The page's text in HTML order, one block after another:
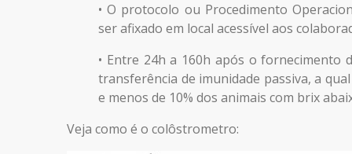
• O protocolo ou Procedimento
ser afixado em local acessível aos
• Entre 24h a 160h após o fornecimento
transferência de imunidade passiva, a
e menos de 10% dos animais com brix
Veja como é o colôstrometro: